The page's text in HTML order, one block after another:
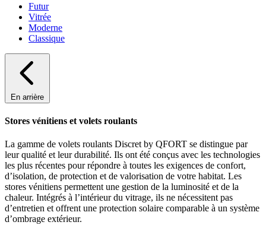
Futur
Vitrée
Moderne
Classique
En arrière
Stores vénitiens et volets roulants
La gamme de volets roulants Discret by QFORT se distingue par
leur qualité et leur durabilité. Ils ont été conçus avec les technologies
les plus récentes pour répondre à toutes les exigences de confort,
d’isolation, de protection et de valorisation de votre habitat. Les
stores vénitiens permettent une gestion de la luminosité et de la
chaleur. Intégrés à l’intérieur du vitrage, ils ne nécessitent pas
d’entretien et offrent une protection solaire comparable à un système
d’ombrage extérieur.